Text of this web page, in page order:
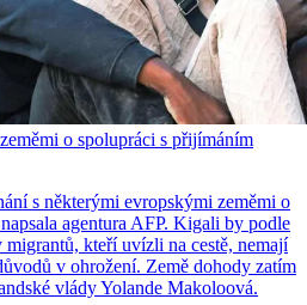
o spolupráci s přijímáním
s některými evropskými zeměmi o
agentura AFP. Kigali by podle
kteří uvízli na cestě, nemají
v ohrožení. Země dohody zatím
vlády Yolande Makoloová.